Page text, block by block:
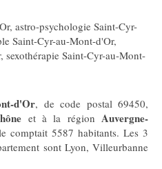
, astro-psychologie Saint-Cyr-
Saint-Cyr-au-Mont-d'Or,
, sexothérapie Saint-Cyr-au-Mont-
d'Or, de code postal 69450,
et à la région Auvergne-
comptait 5587 habitants. Les 3
sont Lyon, Villeurbanne